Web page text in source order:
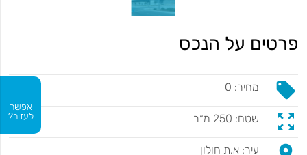
אפשר
לעזור?
פרטים על הנכס
local_offer מחיר: 0
zoom_out_map שטח: 250 מ״ר
עיר: א.ת חולון